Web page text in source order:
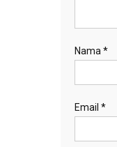
Nama *
Email *